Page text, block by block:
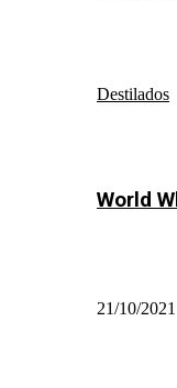
Destilados
World
21/10/2021